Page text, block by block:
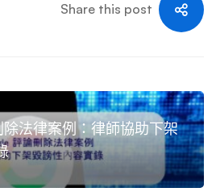
Share this post
法律案例：律師協助下架